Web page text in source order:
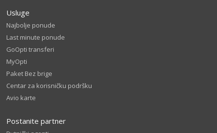
Usluge
Najbolje ponude
Last minute ponude
GoOpti transferi
MyOpti
Paket Bez brige
Centar za korisničku podršku
Avio karte
Postanite partner